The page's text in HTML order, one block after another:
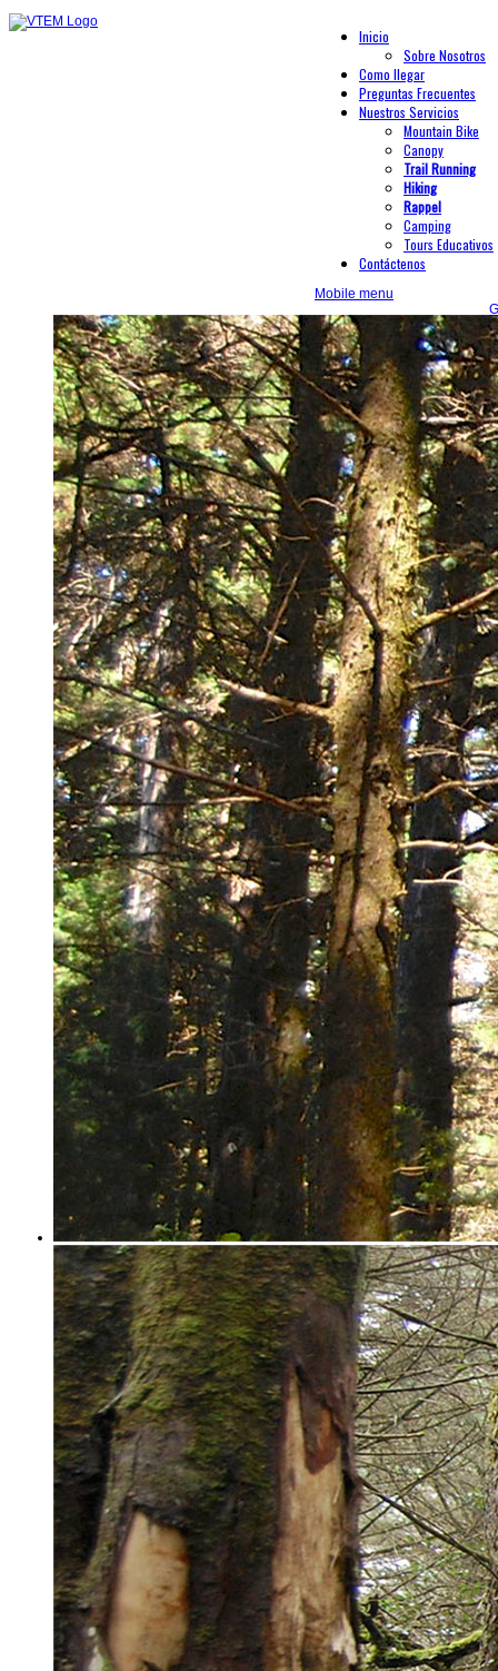
Inicio
Sobre Nosotros
Como llegar
Preguntas Frecuentes
Nuestros Servicios
Mountain Bike
Canopy
Trail Running
Hiking
Rappel
Camping
Tours Educativos
Contáctenos
Mobile menu